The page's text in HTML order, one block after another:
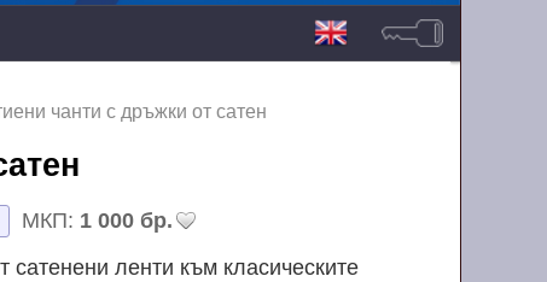
чанти с дръжки от сатен
МКП: 1 000 бр.
сатенени ленти към класическите